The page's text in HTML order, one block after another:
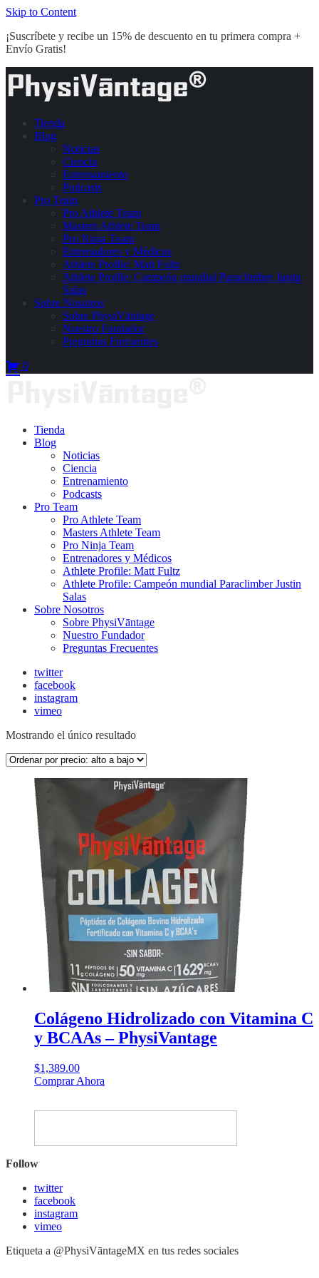
Skip to Content
¡Suscríbete y recibe un 15% de descuento en tu primera compra +
Envío Gratis!
Tienda
Blog
Noticias
Ciencia
Entrenamiento
Podcasts
Pro Team
Pro Athlete Team
Masters Athlete Team
Pro Ninja Team
Entrenadores y Médicos
Athlete Profile: Matt Fultz
Athlete Profile: Campeón mundial Paraclimber Justin
Salas
Sobre Nosotros
Sobre PhysiVāntage
Nuestro Fundador
Preguntas Frecuentes
0
Tienda
Blog
Noticias
Ciencia
Entrenamiento
Podcasts
Pro Team
Pro Athlete Team
Masters Athlete Team
Pro Ninja Team
Entrenadores y Médicos
Athlete Profile: Matt Fultz
Athlete Profile: Campeón mundial Paraclimber Justin
Salas
Sobre Nosotros
Sobre PhysiVāntage
Nuestro Fundador
Preguntas Frecuentes
twitter
facebook
instagram
vimeo
Mostrando el único resultado
Colágeno Hidrolizado con Vitamina C
y BCAAs – PhysiVantage
$1,389.00
Comprar Ahora
Las
de
producto
Follow
twitter
facebook
instagram
vimeo
Etiqueta a @PhysiVāntageMX en tus redes sociales